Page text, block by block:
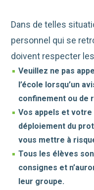
Dans de telles
personnel qui se
doivent respecter
Veuillez ne pas
l’école lorsqu’un
confinement ou de
Vos appels et
déploiement du
vous mettre à
Tous les élèves
consignes et
leur groupe.